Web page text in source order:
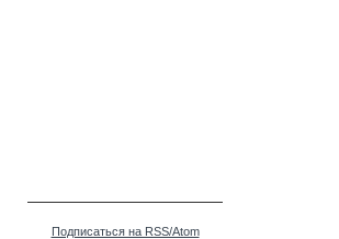
Подписаться на RSS/Atom